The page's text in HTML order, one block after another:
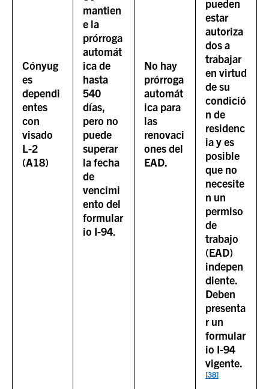
Cónyug
es
dependi
entes
con
visado
L-2
(A18)
mantien
e la
prórroga
automát
ica de
hasta
540
días,
pero no
puede
superar
la fecha
de
vencimi
ento del
formular
io I-94.
No hay
prórroga
automát
ica para
las
renovaci
ones del
EAD.
pueden
estar
autoriza
dos a
trabajar
en virtud
de su
condició
n de
residenc
ia y es
posible
que no
necesite
n un
permiso
de
trabajo
(EAD)
indepen
diente.
Deben
presenta
r un
formular
io I-94
vigente.
[38]